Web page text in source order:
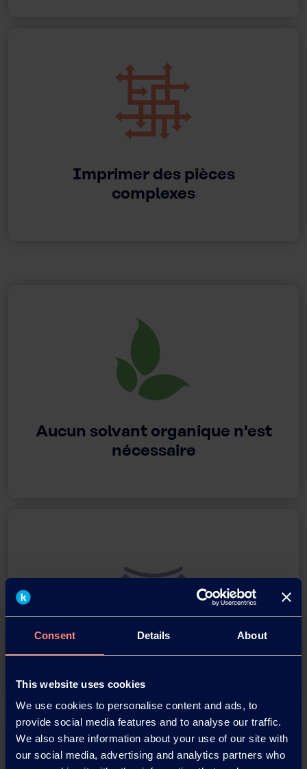
Consent Details About
This website uses cookies
We use cookies to personalise content and ads, to
provide social media features and to analyse our traffic.
We also share information about your use of our site with
our social media, advertising and analytics partners who
Imprimer des pièces
complexes
Aucun solvant organique n'est
nécessaire
Rigidité élevée du filament